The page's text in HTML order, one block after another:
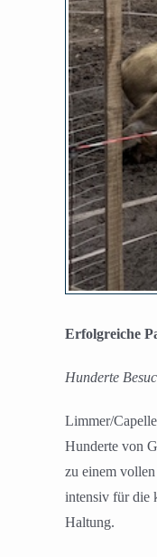
Erfolgreiche
Hunderte
Limmer/
Hunderte von
zu einem
intensiv für die
Haltung.